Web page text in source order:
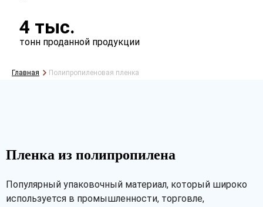
4 тыс.
тонн проданной продукции
Главная Полипропиленовая пленка
Пленка из полипропилена
Популярный упаковочный материал, который широко
используется в промышленности, торговле,